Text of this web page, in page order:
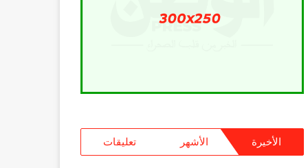
الأخيرة الأشهر تعليقات